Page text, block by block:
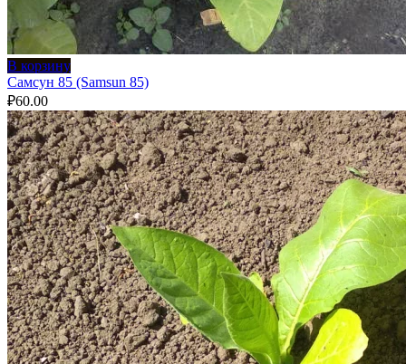
В корзину
Самсун 85 (Samsun 85)
₽60.00